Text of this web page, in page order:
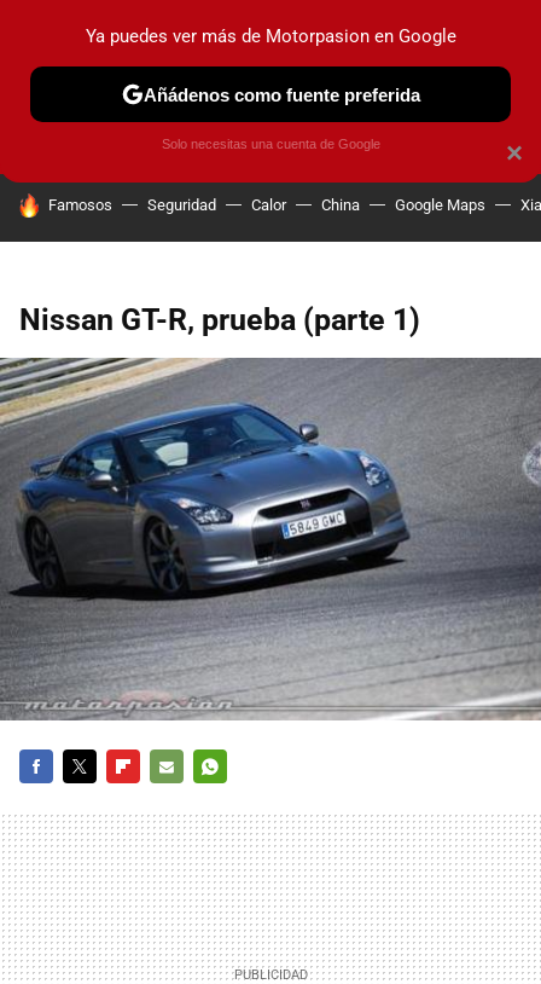
PRUEBAS COCHES ELÉCTRICOS OBSERVATORIO
HOY SE HABLA DE
Famosos Seguridad Calor China Google Maps
Nissan GT-R, prueba (parte 1)
MAIL
×
Ya puedes ver más de Motorpasion en Google
Añádenos como fuente preferida
Solo necesitas una cuenta de Google